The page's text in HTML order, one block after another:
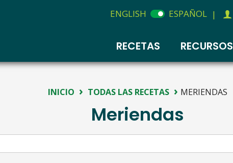
ENGLISH ESPAÑOL |
RECETAS RECURSOS
INICIO › TODAS LAS RECETAS › MERIENDAS
Meriendas